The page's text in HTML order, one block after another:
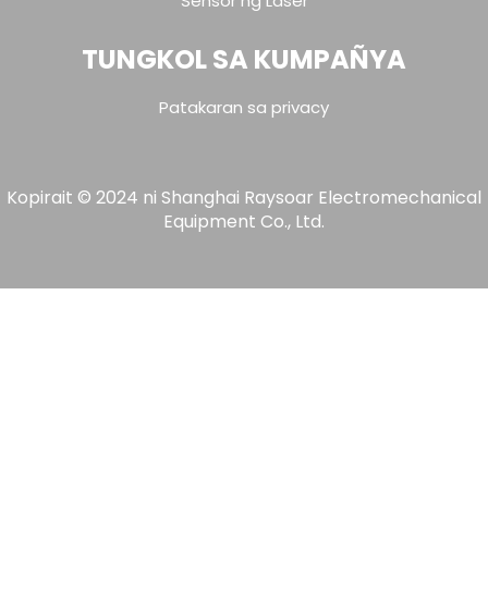
TUNGKOL SA KUMPAÑYA
Patakaran sa privacy
Kopirait © 2024 ni Shanghai Raysoar Electromechanical
Equipment Co., Ltd.